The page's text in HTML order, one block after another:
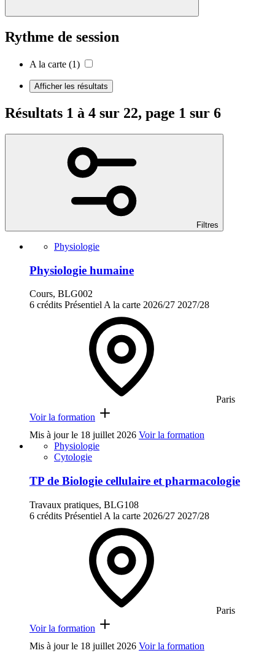
Rythme de session
A la carte (1)
Afficher les résultats
Résultats 1 à 4 sur 22, page 1 sur 6
Filtres
Physiologie
Physiologie humaine
Cours, BLG002
6 crédits Présentiel A la carte 2026/27 2027/28
Paris
Voir la formation
Mis à jour le 18 juillet 2026 Voir la formation
Physiologie
Cytologie
TP de Biologie cellulaire et pharmacologie
Travaux pratiques, BLG108
6 crédits Présentiel A la carte 2026/27 2027/28
Paris
Voir la formation
Mis à jour le 18 juillet 2026 Voir la formation